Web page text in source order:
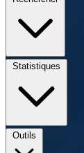
Statistiques
Outils